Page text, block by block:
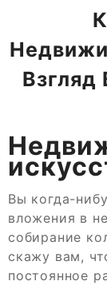
Взгляд
Вы когда-
вложения в
собирание
скажу вам,
постоянное